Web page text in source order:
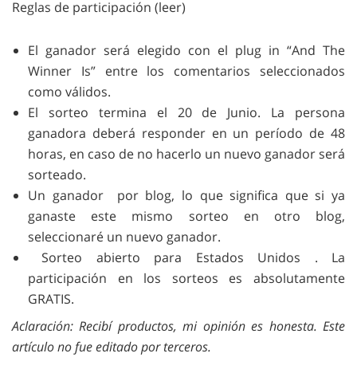
Reglas de participación (leer)
El ganador será elegido con el plug in “And The
Winner Is” entre los comentarios seleccionados
como válidos.
El sorteo termina el 20 de Junio. La persona
ganadora deberá responder en un período de 48
horas, en caso de no hacerlo un nuevo ganador será
sorteado.
Un ganador por blog, lo que significa que si ya
ganaste este mismo sorteo en otro blog,
seleccionaré un nuevo ganador.
Sorteo abierto para Estados Unidos . La
participación en los sorteos es absolutamente
GRATIS.
Aclaración: Recibí productos, mi opinión es honesta. Este
artículo no fue editado por terceros.